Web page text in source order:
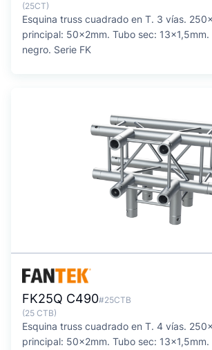
(25CT)
Esquina truss cuadrado en T. 3 vías.
principal: 50x2mm. Tubo sec: 13x1,5mm.
negro. Serie FK
FK25Q C490#25CTB
(25 CTB)
Esquina truss cuadrado en T. 4 vías.
principal: 50x2mm. Tubo sec: 13x1,5mm.